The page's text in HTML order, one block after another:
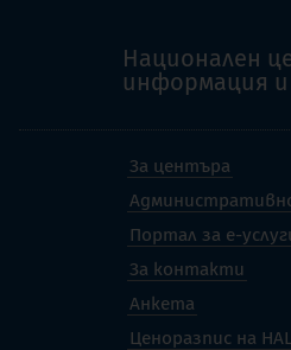
Национален
информация
За центъра
Портал за е-
За контакти
Анкета
Ценоразпис на